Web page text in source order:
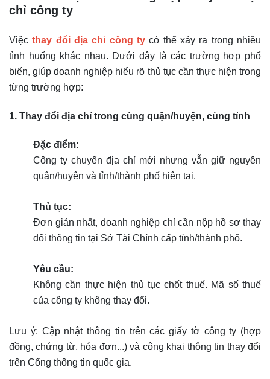
chỉ công ty
Việcthay đổi địa chỉ công ty có thể xảy ra trong nhiều
tình huống khác nhau. Dưới đây là các trường hợp phổ
biến, giúp doanh nghiệp hiểu rõ thủ tục cần thực hiện trong
từng trường hợp:
1. Thay đổi địa chỉ trong cùng quận/huyện, cùng tỉnh
Đặc điểm:
Công ty chuyển địa chỉ mới nhưng vẫn giữ nguyên
quận/huyện và tỉnh/thành phố hiện tại.
Thủ tục:
Đơn giản nhất, doanh nghiệp chỉ cần nộp hồ sơ thay
đổi thông tin tại Sở Tài Chính cấp tỉnh/thành phố.
Yêu cầu:
Không cần thực hiện thủ tục chốt thuế. Mã số thuế
của công ty không thay đổi.
Lưu ý: Cập nhật thông tin trên các giấy tờ công ty (hợp
đồng, chứng từ, hóa đơn...) và công khai thông tin thay đổi
trên Cổng thông tin quốc gia.